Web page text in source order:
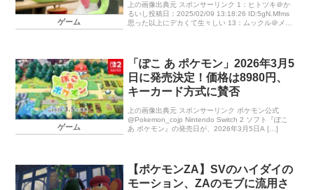
ゲーム
上の画像出典元 スポンサーリンク 1：ヒトツキ＠か
るいし投稿日：2025/02/09 13:18:26 ID:5gN.Mfms
思った以上にデカくて生々しい 13：ムックル＠メダ
ゲーム
「ぽこ あ ポケモン」2026年3月5
日に発売決定！価格は8980円、
キーカード方式に賛否
上の画像出典元 スポンサーリンク ポケモン公式
@Pokemon_cojp Nintendo Switch 2 ソフト『ぽこ
あ ポケモン』の発売日が、2026年3月5日A […]
【ポケモンZA】SVのハイダイの
モーション、ZAのモブに流用さ